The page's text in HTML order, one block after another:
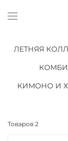
ЛЕТНЯЯ
КИМОНО И
Товаров 2